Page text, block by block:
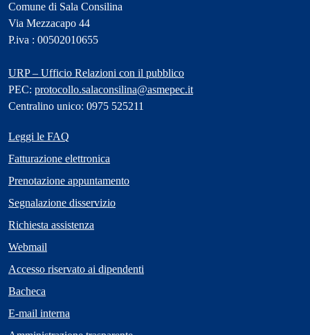
Comune di Sala Consilina
Via Mezzacapo 44
P.iva : 00502010655
URP – Ufficio Relazioni con il pubblico
PEC: protocollo.salaconsilina@asmepec.it
Centralino unico: 0975 525211
Leggi le FAQ
Fatturazione elettronica
Prenotazione appuntamento
Segnalazione disservizio
Richiesta assistenza
Webmail
Accesso riservato ai dipendenti
Bacheca
E-mail interna